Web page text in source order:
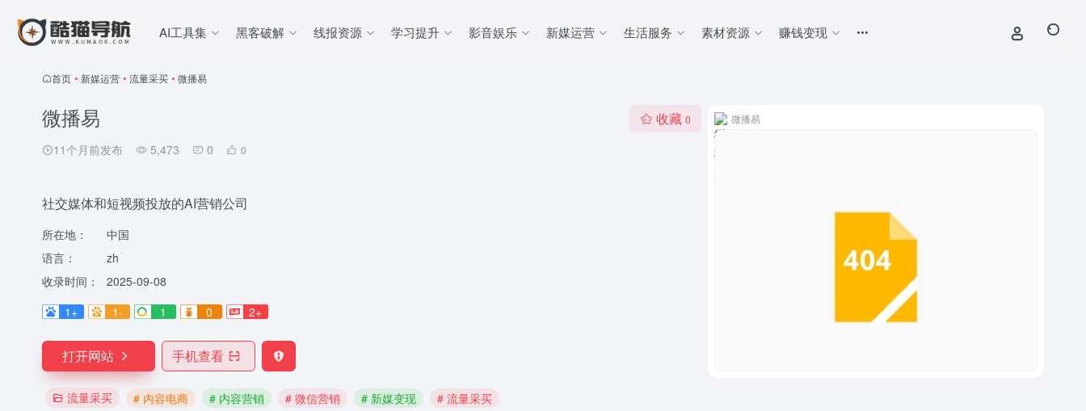
AI工具集 黑客破解 线报资源 学习提升 影音娱乐 新媒运营 生活服务 素材资源 赚钱变现
首页 • 新媒运营 • 流量采买 • 微播易
微播易
11个月前发布 5,473 0 0
收藏 0
社交媒体和短视频投放的AI营销公司
所在地：
中国
语言：
zh
收录时间：
2025-09-08
1+
1- 1 0 2+
打开网站 手机查看
流量采买 # 内容电商 # 内容营销 # 微信营销 # 新媒变现 # 流量采买
微播易